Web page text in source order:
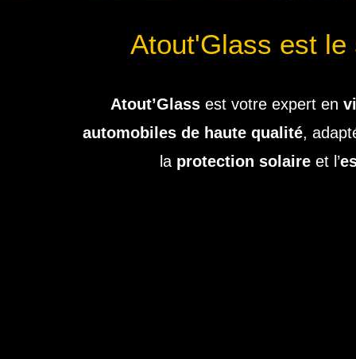
Atout'Glass est le
Atout’Glass est votre expert en
automobiles de haute qualité,
la protection solaire et l’